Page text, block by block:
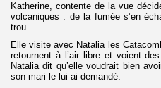
Katherine, contente de la vue
volcaniques : de la fumée s’en
trou.
Elle visite avec Natalia les
retournent à l’air libre et voient
Natalia dit qu’elle voudrait bien
son mari le lui ai demandé.